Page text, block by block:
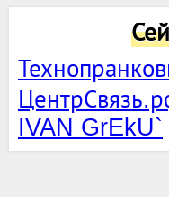
IVAN GrEkU`